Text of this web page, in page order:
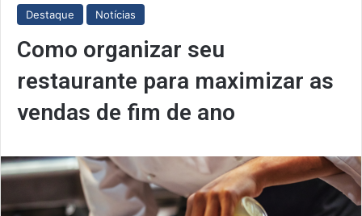
Destaque Notícias
Como organizar seu
restaurante para maximizar as
vendas de fim de ano